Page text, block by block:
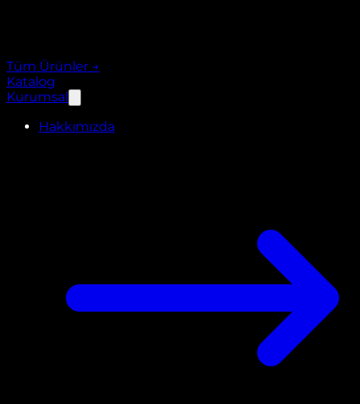
Tüm Ürünler →
Katalog
Kurumsal
Hakkımızda